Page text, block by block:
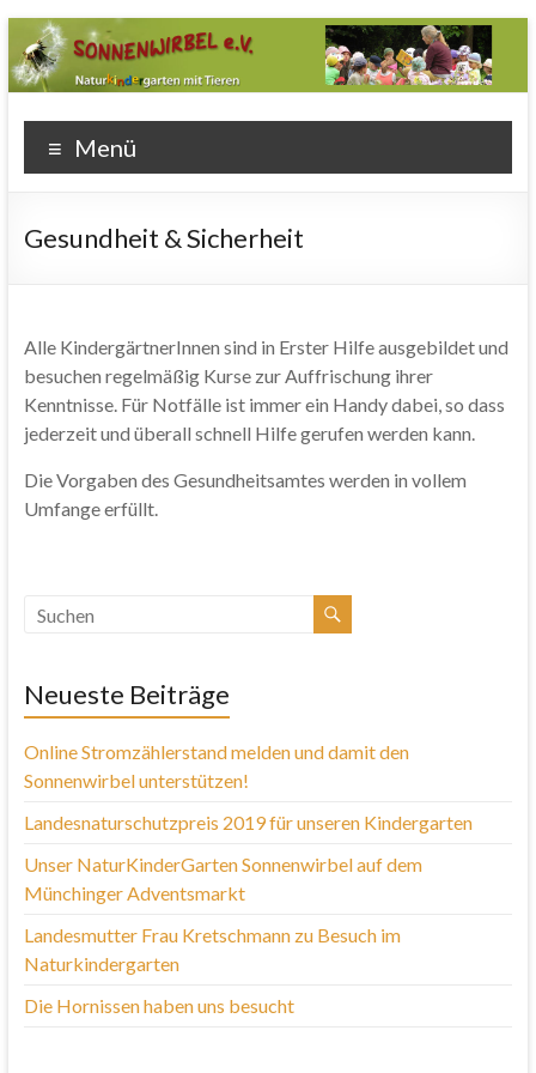
Zum
Inhalt
wechseln
Sonnenwirbel
e.V.
Naturkindergarten
mit Tieren
Menü
Gesundheit & Sicherheit
Alle KindergärtnerInnen sind in Erster Hilfe ausgebildet und
besuchen regelmäßig Kurse zur Auffrischung ihrer
Kenntnisse. Für Notfälle ist immer ein Handy dabei, so dass
jederzeit und überall schnell Hilfe gerufen werden kann.
Die Vorgaben des Gesundheitsamtes werden in vollem
Umfange erfüllt.
Neueste Beiträge
Online Stromzählerstand melden und damit den
Sonnenwirbel unterstützen!
Landesnaturschutzpreis 2019 für unseren Kindergarten
Unser NaturKinderGarten Sonnenwirbel auf dem
Münchinger Adventsmarkt
Landesmutter Frau Kretschmann zu Besuch im
Naturkindergarten
Die Hornissen haben uns besucht